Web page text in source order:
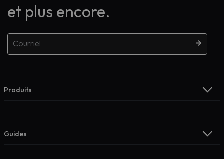
et plus encore.
Produits
Guides